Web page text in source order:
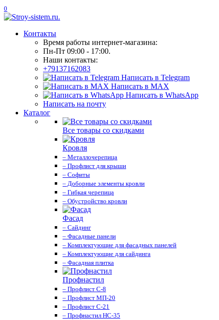
0
Контакты
Время работы интернет-магазина:
Пн-Пт 09:00 - 17:00.
Наши контакты:
+79137162083
Написать в Telegram
Написать в MAX
Написать в WhatsApp
Написать на почту
Каталог
Все товары со скидками
Кровля
– Металлочерепица
– Профлист для крыши
– Софиты
– Доборные элементы кровли
– Гибкая черепица
– Обустройство кровли
Фасад
– Сайдинг
– Фасадные панели
– Комплектующие для фасадных панелей
– Комплектующие для сайдинга
– Фасадная плитка
Профнастил
– Профлист С-8
– Профлист МП-20
– Профлист С-21
– Профнастил НС-35